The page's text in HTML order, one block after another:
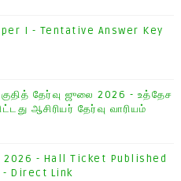
I - Tentative Answer Key
தேர்வு ஜுலை 2026 - உத்தேச
ஆசிரியர் தேர்வு வாரியம்
2026 - Hall Ticket Published
- Direct Link